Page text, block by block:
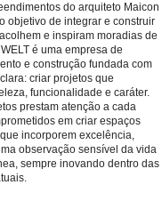
do arquiteto Maicon
objetivo de integrar e construir
e inspiram moradias de
é uma empresa de
e construção fundada com
criar projetos que
funcionalidade e caráter.
prestam atenção a cada
em criar espaços
incorporem excelência,
observação sensível da vida
sempre inovando dentro das